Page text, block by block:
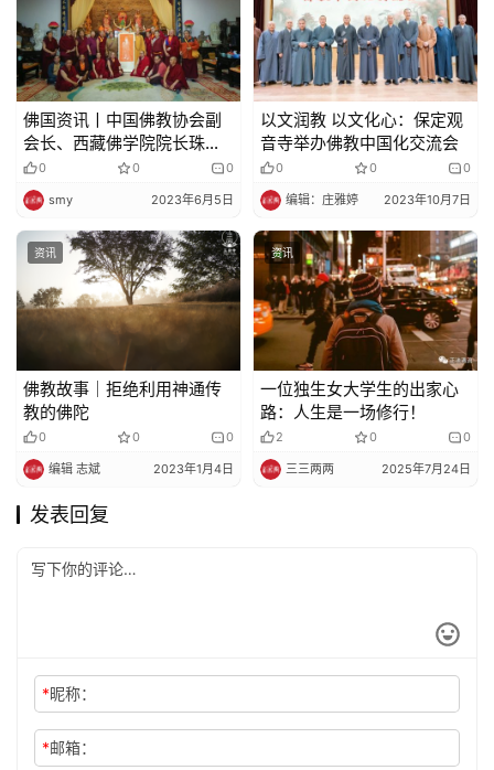
佛国资讯丨中国佛教协会副
会长、西藏佛学院院长珠康·
土登克珠活佛一行参访普陀
山
0 0 0
smy 2023年6月5日
以文润教 以文化心：保定观
音寺举办佛教中国化交流会
0 0 0
编辑：庄雅婷 2023年10月7日
资讯
佛教故事｜拒绝利用神通传
教的佛陀
0 0 0
编辑 志斌 2023年1月4日
资讯
一位独生女大学生的出家心
路：人生是一场修行！
2 0 0
三三两两 2025年7月24日
发表回复
*昵称：
*邮箱：